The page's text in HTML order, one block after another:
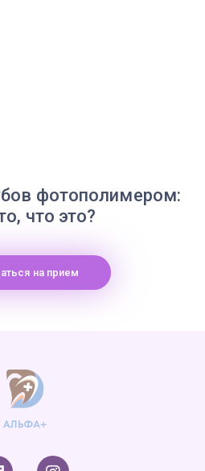
фотополимером:
что это?
на прием